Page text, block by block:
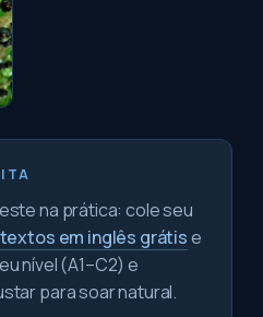
na prática: cole seu
em inglês grátise
nível (A1–C2) e
para soar natural.